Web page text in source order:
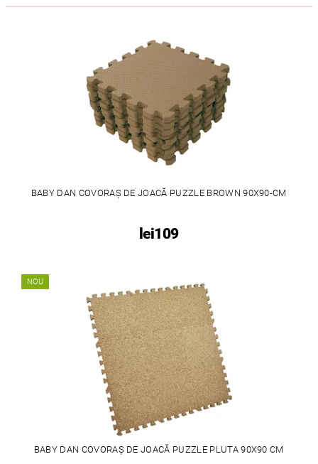
BABY DAN COVORAȘ DE JOACĂ PUZZLE BROWN 90X90-CM
lei109
NOU
BABY DAN COVORAȘ DE JOACĂ PUZZLE PLUTA 90X90 CM